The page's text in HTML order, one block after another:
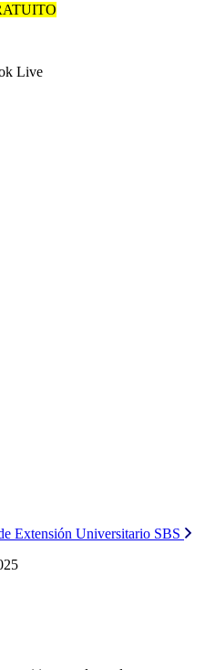
Live
Extensión Universitario SBS